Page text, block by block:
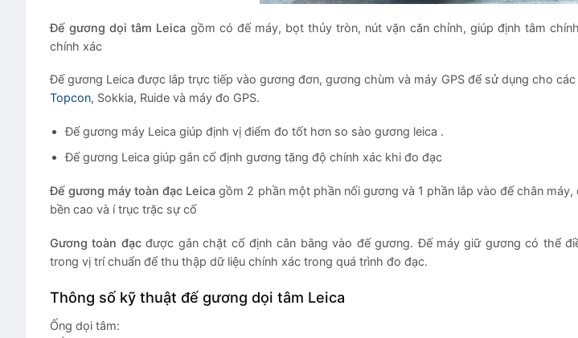
Đế gương dọi tâm Leica gồm có đế máy, bọt thủy tròn, nút vặn căn chỉnh, giúp định tâm
chính xác
Đế gương Leica được lắp trực tiếp vào gương đơn, gương chùm và máy GPS để sử dụng cho
Topcon, Sokkia, Ruide và máy đo GPS.
Đế gương máy Leica giúp định vị điểm đo tốt hơn so sào gương leica .
Đế gương Leica giúp gắn cố định gương tăng độ chính xác khi đo đạc
Đế gương máy toàn đạc Leica gồm 2 phần một phần nối gương và 1 phần lắp vào đế chân
bền cao và í trục trặc sự cố
Gương toàn đạcđược gắn chặt cố định cân bằng vào đế gương. Đế máy giữ gương có thể
trong vị trí chuẩn để thu thập dữ liệu chính xác trong quá trình đo đạc.
Thông số kỹ thuật đế gương dọi tâm Leica
Ống dọi tâm: